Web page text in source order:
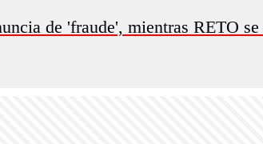
de 'fraude', mientras RETO